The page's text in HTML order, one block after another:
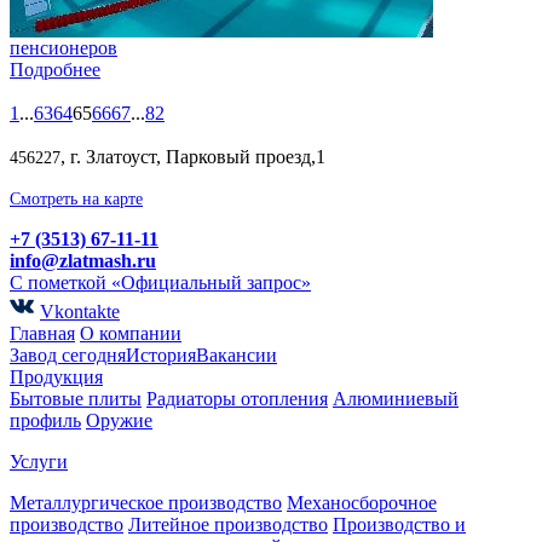
пенсионеров
Подробнее
1 ...6364656667...82
456227, г. Златоуст, Парковый проезд,1
Смотреть на карте
+7 (3513) 67-11-11
info@zlatmash.ru
С пометкой «Официальный запрос»
Vkontakte
Главная О компании
Завод сегодняИсторияВакансии
Продукция
Бытовые плиты Радиаторы отопления Алюминиевый
профиль Оружие
Услуги
Металлургическое производство Механосборочное
производство Литейное производство Производство и